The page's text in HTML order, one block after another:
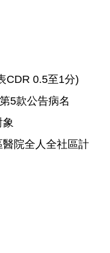
CDR 0.5至1分)
5款公告病名
象
院全人全社區計
保IC卡。